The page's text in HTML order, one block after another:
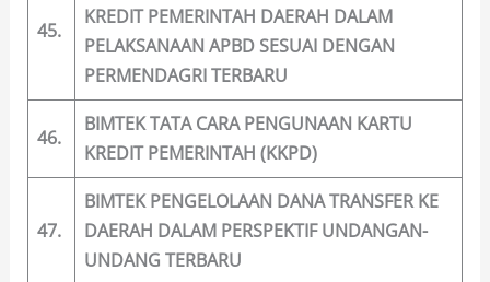
45.
KREDIT PEMERINTAH DAERAH DALAM
PELAKSANAAN APBD SESUAI DENGAN
PERMENDAGRI TERBARU
46.
BIMTEK TATA CARA PENGUNAAN KARTU
KREDIT PEMERINTAH (KKPD)
47.
BIMTEK PENGELOLAAN DANA TRANSFER KE
DAERAH DALAM PERSPEKTIF UNDANGAN-
UNDANG TERBARU